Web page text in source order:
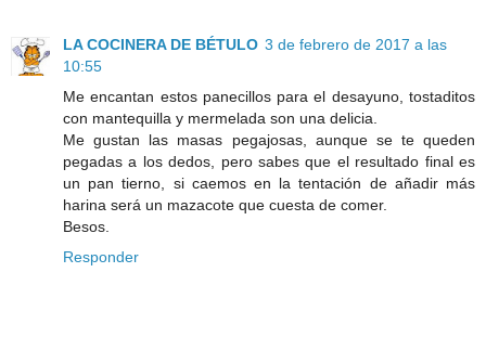
LA COCINERA DE BÉTULO 3 de febrero de 2017 a las
10:55
Me encantan estos panecillos para el desayuno, tostaditos
con mantequilla y mermelada son una delicia.
Me gustan las masas pegajosas, aunque se te queden
pegadas a los dedos, pero sabes que el resultado final es
un pan tierno, si caemos en la tentación de añadir más
harina será un mazacote que cuesta de comer.
Besos.
Responder